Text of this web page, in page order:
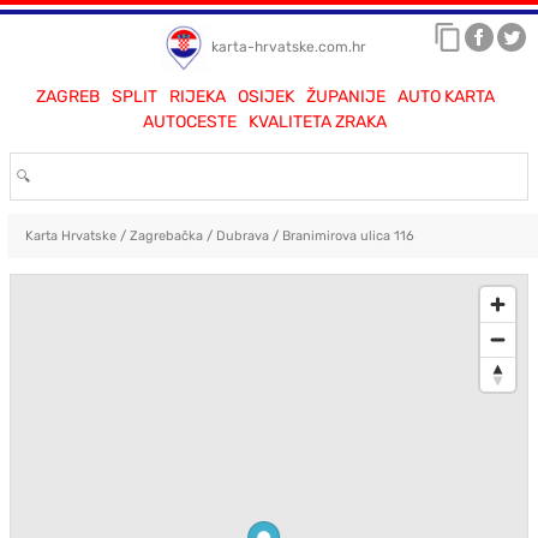
karta-hrvatske.com.hr
ZAGREB SPLIT RIJEKA OSIJEK ŽUPANIJE
AUTO KARTA
AUTOCESTE
KVALITETA ZRAKA
Karta Hrvatske/ Zagrebačka/ Dubrava/ Branimirova ulica 116